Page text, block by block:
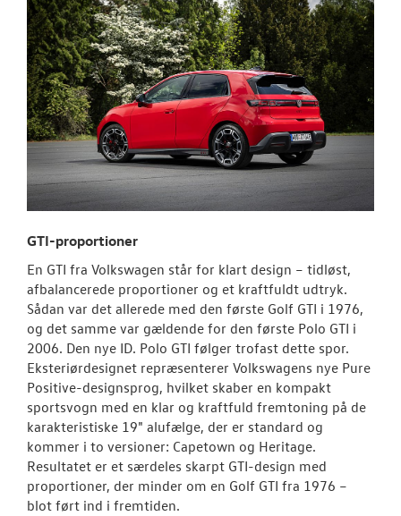
GTI-proportioner
En GTI fra Volkswagen står for klart design – tidløst,
afbalancerede proportioner og et kraftfuldt udtryk.
Sådan var det allerede med den første Golf GTI i 1976,
og det samme var gældende for den første Polo GTI i
2006. Den nye ID. Polo GTI følger trofast dette spor.
Eksteriørdesignet repræsenterer Volkswagens nye Pure
Positive-designsprog, hvilket skaber en kompakt
sportsvogn med en klar og kraftfuld fremtoning på de
karakteristiske 19" alufælge, der er standard og
kommer i to versioner: Capetown og Heritage.
Resultatet er et særdeles skarpt GTI-design med
proportioner, der minder om en Golf GTI fra 1976 –
blot ført ind i fremtiden.